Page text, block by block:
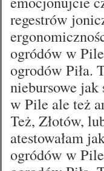
regestrów
ogródów w
ogrodów Piła.
niebursowe
w Pile ale też
Też, Złotów,
atestowałam
ogródów w